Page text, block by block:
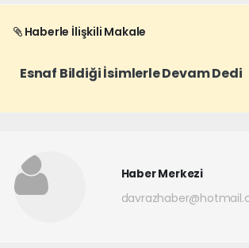
Haberle İlişkili Makale
Esnaf Bildiği İsimlerle Devam Dedi
Haber Merkezi